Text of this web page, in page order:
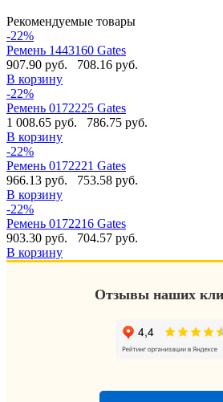
Рекомендуемые товары
-22%
Ремень 1443160 Gates
907.90 руб.
708.16 руб.
В корзину
-22%
Ремень 0172225 Gates
1 008.65 руб.
786.75 руб.
В корзину
-22%
Ремень 0172221 Gates
966.13 руб.
753.58 руб.
В корзину
-22%
Ремень 0172216 Gates
903.30 руб.
704.57 руб.
В корзину
Отзывы наших